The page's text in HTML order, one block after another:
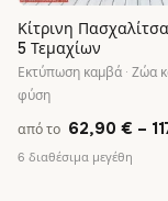
Κίτρινη
5 Τεμαχίων
Εκτύπωση καμβά · Ζώα
φύση
από το 62,90 € –
6 διαθέσιμα μεγέθη